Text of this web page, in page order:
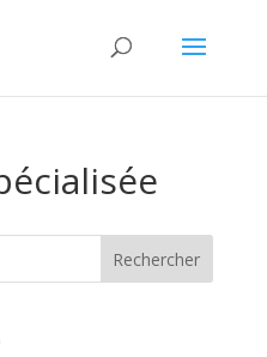
Rechercher